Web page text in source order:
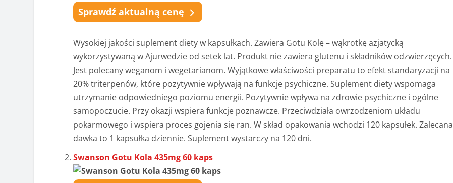
Sprawdź aktualną cenę
Wysokiej jakości suplement diety w kapsułkach. Zawiera Gotu Kolę – wąkrotkę azjatycką
wykorzystywaną w Ajurwedzie od setek lat. Produkt nie zawiera glutenu i składników odzwierzęcych.
Jest polecany weganom i wegetarianom. Wyjątkowe właściwości preparatu to efekt standaryzacji na
20% triterpenów, które pozytywnie wpływają na funkcje psychiczne. Suplement diety wspomaga
utrzymanie odpowiedniego poziomu energii. Pozytywnie wpływa na zdrowie psychiczne i ogólne
samopoczucie. Przy okazji wspiera funkcje poznawcze. Przeciwdziała owrzodzeniom układu
pokarmowego i wspiera proces gojenia się ran. W skład opakowaniawchodzi 120 kapsułek.Zalecana
dawka to 1 kapsułka dziennie. Suplement wystarczy na 120 dni.
Swanson Gotu Kola 435mg 60 kaps